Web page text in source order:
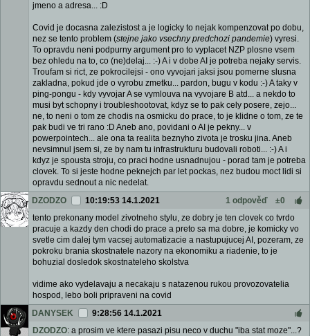
jmeno a adresa... :D
Covid je docasna zalezistost a je logicky to nejak kompenzovat po dobu,
nez se tento problem (stejne jako vsechny predchozi pandemie) vyresi.
To opravdu neni podpurny argument pro to vyplacet NZP plosne vsem
bez ohledu na to, co (ne)delaj... :-) A i v dobe AI je potreba nejaky servis.
Troufam si rict, ze pokrocilejsi - ono vyvojari jaksi jsou pomerne slusna
zakladna, pokud jde o vyrobu zmetku... pardon, bugu v kodu :-) A taky v
ping-pongu - kdy vyvojar A se vymlouva na vyvojare B atd... a nekdo to
musi byt schopny i troubleshootovat, kdyz se to pak cely posere, zejo...
ne, to neni o tom ze chodis na osmicku do prace, to je klidne o tom, ze te
pak budi ve tri rano :D Aneb ano, povidani o AI je pekny... v
powerpointech... ale ona ta realita beznyho zivota je trosku jina. Aneb
nevsimnul jsem si, ze by nam tu infrastrukturu budovali roboti... :-) A i
kdyz je spousta stroju, co praci hodne usnadnujou - porad tam je potreba
clovek. To si jeste hodne peknejch par let pockas, nez budou moct lidi si
opravdu sednout a nic nedelat.
DZODZO
10:19:53 14.1.2021 1 odpověď
±0
tento prekonany model zivotneho stylu, ze dobry je ten clovek co tvrdo
pracuje a kazdy den chodi do prace a preto sa ma dobre, je komicky vo
svetle cim dalej tym vacsej automatizacie a nastupujucej AI, pozeram, ze
pokroku brania skostnatele nazory na ekonomiku a riadenie, to je
bohuzial dosledok skostnateleho skolstva
vidime ako vydelavaju a necakaju s natazenou rukou provozovatelia
hospod, lebo boli pripraveni na covid
DANYSEK
9:28:56 14.1.2021
DZODZO: a prosim ve ktere pasazi pisu neco v duchu "iba stat moze"...?